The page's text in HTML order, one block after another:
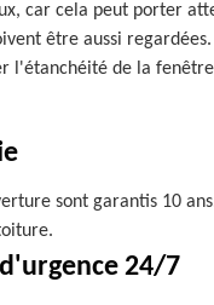
car cela peut porter
être aussi
l'étanchéité de la
sont garantis 10
24/7